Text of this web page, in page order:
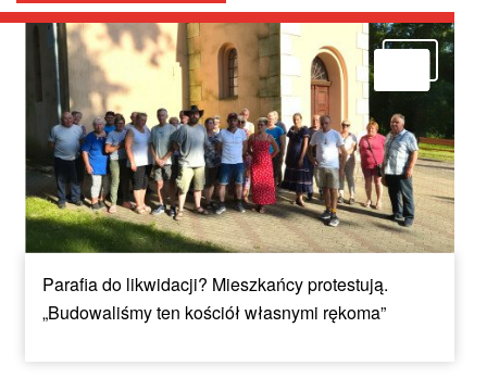
Parafia do likwidacji? Mieszkańcy protestują.
„Budowaliśmy ten kościół własnymi rękoma”